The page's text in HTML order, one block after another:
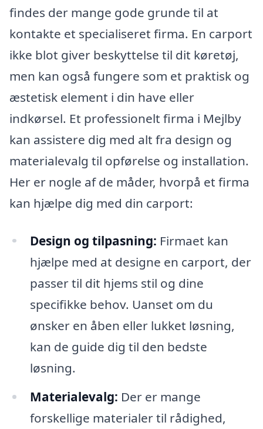
findes der mange gode grunde til at
kontakte et specialiseret firma. En carport
ikke blot giver beskyttelse til dit køretøj,
men kan også fungere som et praktisk og
æstetisk element i din have eller
indkørsel. Et professionelt firma i Mejlby
kan assistere dig med alt fra design og
materialevalg til opførelse og installation.
Her er nogle af de måder, hvorpå et firma
kan hjælpe dig med din carport:
Design og tilpasning: Firmaet kan
hjælpe med at designe en carport, der
passer til dit hjems stil og dine
specifikke behov. Uanset om du
ønsker en åben eller lukket løsning,
kan de guide dig til den bedste
løsning.
Materialevalg: Der er mange
forskellige materialer til rådighed,